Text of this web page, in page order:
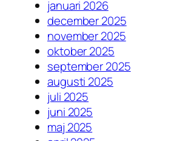
januari 2026
december 2025
november 2025
oktober 2025
september 2025
augusti 2025
juli 2025
juni 2025
maj 2025